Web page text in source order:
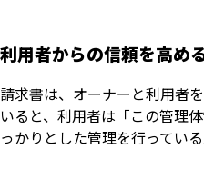
利用者からの信頼を高め
請求書は、オーナーと利用者
いると、利用者は「この管理
っかりとした管理を行ってい